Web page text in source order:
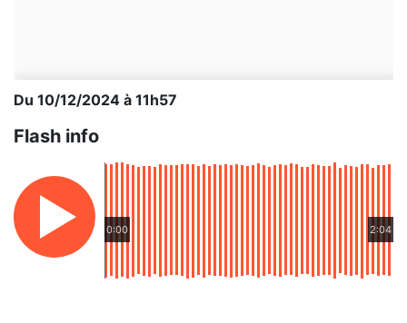
Du 10/12/2024 à 11h57
Flash info
0:00 2:04